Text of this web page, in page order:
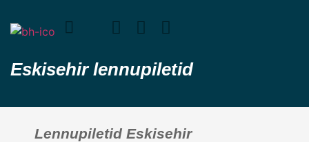
Eskisehir lennupiletid
Lennupiletid Eskisehir